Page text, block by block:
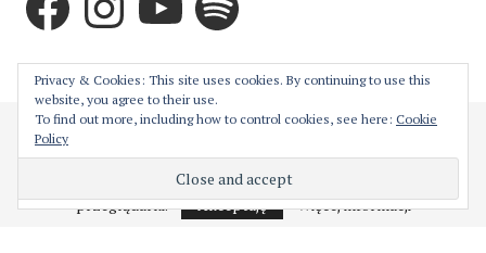
ZAPRENUMERUJ TEN BLOG PRZEZ E-MAIL
Wprowadź swój adres email aby zaprenumerować ten
blog i otrzymywać powiadomienia o nowych wpisach
przez email.
Cześć! Moja strona używa ciasteczek w celu bezproblemowego jej
działania. Podejrzewam, że nie jest to dla Ciebie problemem,
natomiast w każdej chwili możesz je wyłączyć z poziomu
przeglądarki.
Akceptuję Więcej informacji
Privacy & Cookies: This site uses cookies. By continuing to use this
website, you agree to their use.
To find out more, including how to control cookies, see here: Cookie
Policy